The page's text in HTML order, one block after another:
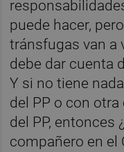
puede hacer,
tránsfugas van a
debe dar cuenta
Y si no tiene
del PP o con
del PP, entonces
compañero en el